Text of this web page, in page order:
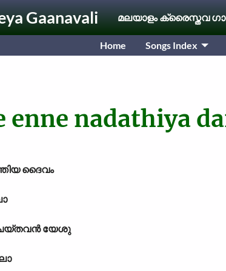
Gaanavali മലയാളം ക്രൈസ്തവ
Home Songs Index
enne nadathiya
ദൈവം
യേശു